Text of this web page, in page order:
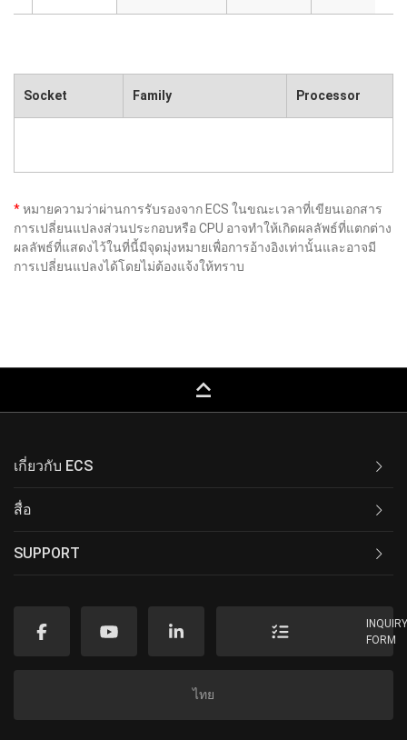
Socket Family Processor
*หมายความว่าผ่านการรับรองจาก ECS ในขณะเวลาที่เขียนเอกสาร
การเปลี่ยนแปลงส่วนประกอบหรือ CPU อาจทำให้เกิดผลลัพธ์ที่แตกต่าง
ผลลัพธ์ที่แสดงไว้ในที่นี้มีจุดมุ่งหมายเพื่อการอ้างอิงเท่านั้นและอาจมี
การเปลี่ยนแปลงได้โดยไม่ต้องแจ้งให้ทราบ
keyboard_capslock
เกี่ยวกับ ECS
สื่อ
SUPPORT
FORM
ไทย